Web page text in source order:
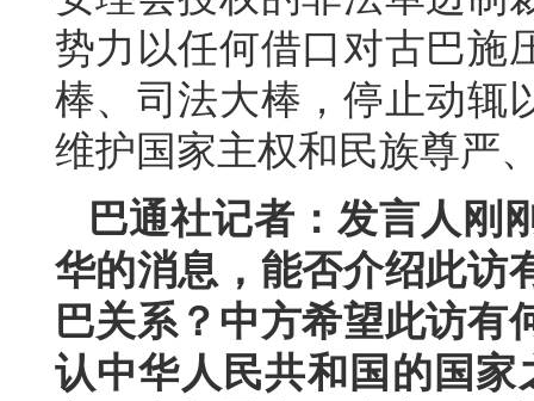
势力以任何借口对古巴施
棒、司法大棒，停止动辄
维护国家主权和民族尊严
巴通社记者：发言人刚
华的消息，能否介绍此访
巴关系？中方希望此访有
认中华人民共和国的国家